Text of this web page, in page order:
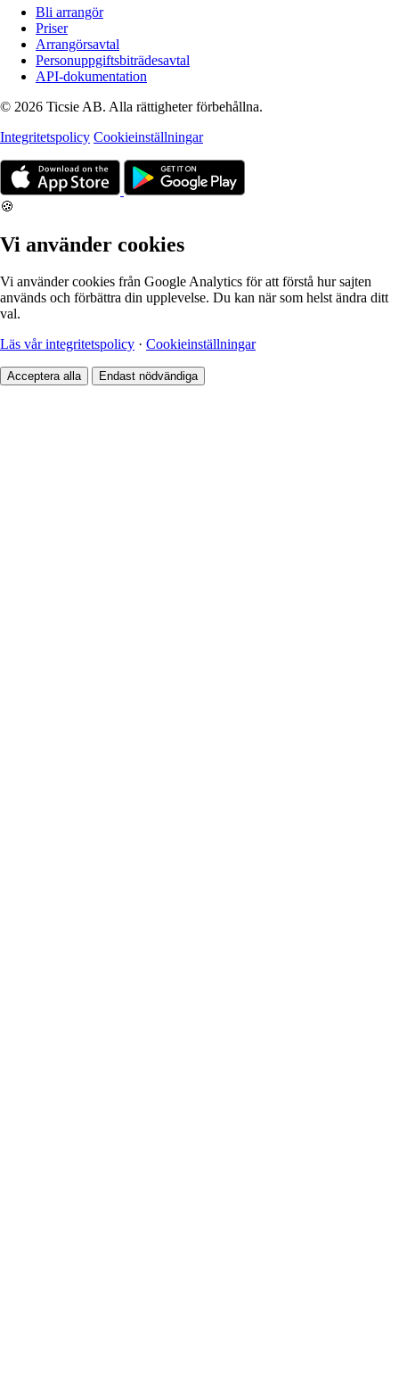
Bli arrangör
Priser
Arrangörsavtal
Personuppgiftsbiträdesavtal
API-dokumentation
© 2026 Ticsie AB. Alla rättigheter förbehållna.
Integritetspolicy Cookieinställningar
🍪
Vi använder cookies
Vi använder cookies från Google Analytics för att förstå hur sajten
används och förbättra din upplevelse. Du kan när som helst ändra ditt
val.
Läs vår integritetspolicy · Cookieinställningar
Acceptera alla Endast nödvändiga